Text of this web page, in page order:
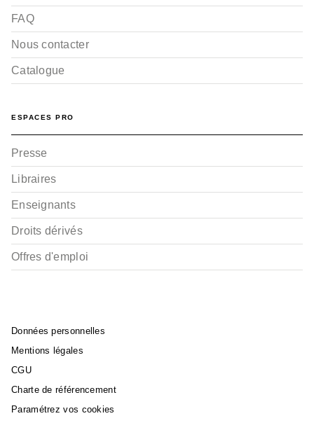
FAQ
Nous contacter
Catalogue
ESPACES PRO
Presse
Libraires
Enseignants
Droits dérivés
Offres d'emploi
Données personnelles
Mentions légales
CGU
Charte de référencement
Paramétrez vos cookies